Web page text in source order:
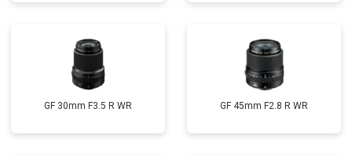
GF 30mm F3.5 R WR GF 45mm F2.8 R WR